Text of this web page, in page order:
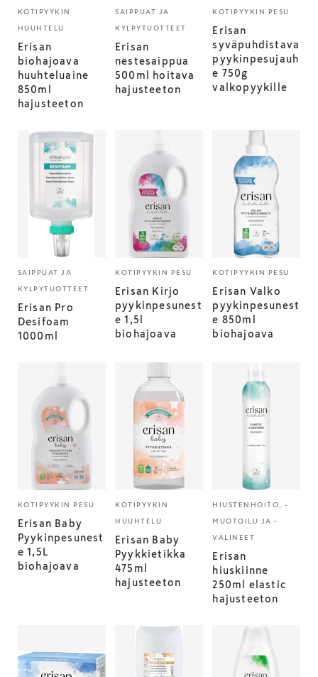
KOTIPYYKIN
HUUHTELU
Erisan
biohajoava
huuhteluaine
850ml
hajusteeton
SAIPPUAT JA
KYLPYTUOTTEET
Erisan
nestesaippua
500ml hoitava
hajusteeton
KOTIPYYKIN PESU
Erisan
syväpuhdistava
pyykinpesujauh
e 750g
valkopyykille
SAIPPUAT JA
KYLPYTUOTTEET
Erisan Pro
Desifoam
1000ml
KOTIPYYKIN PESU
Erisan Kirjo
pyykinpesunest
e 1,5l
biohajoava
KOTIPYYKIN PESU
Erisan Valko
pyykinpesunest
e 850ml
biohajoava
KOTIPYYKIN PESU
Erisan Baby
Pyykinpesunest
e 1,5L
biohajoava
KOTIPYYKIN
HUUHTELU
Erisan Baby
Pyykkietikka
475ml
hajusteeton
HIUSTENHOITO, -
MUOTOILU JA -
VÄLINEET
Erisan
hiuskiinne
250ml elastic
hajusteeton